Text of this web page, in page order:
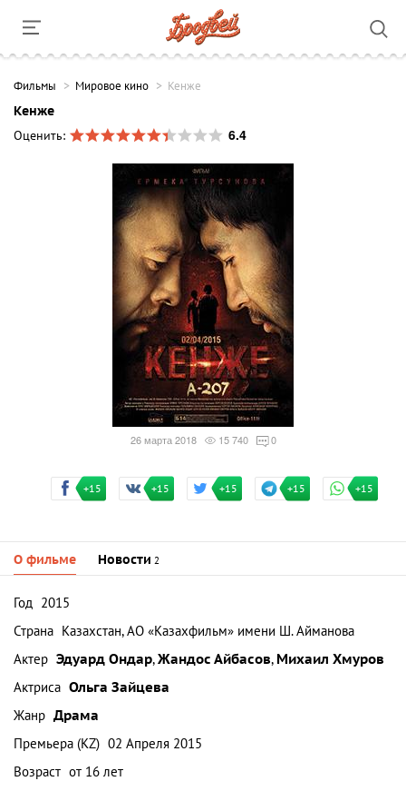
Фильмы Мировое кино Кенже
Кенже
Оценить:
6.4
26 марта 2018 15 740 0
+15 +15 +15 +15 +15
О фильме Новости 2
Год 2015
Страна Казахстан, АО «Казахфильм» имени Ш. Айманова
Актер Эдуард Ондар,Жандос Айбасов, Михаил Хмуров
Актриса Ольга Зайцева
Жанр Драма
Премьера (KZ) 02 Апреля 2015
Возраст от 16 лет